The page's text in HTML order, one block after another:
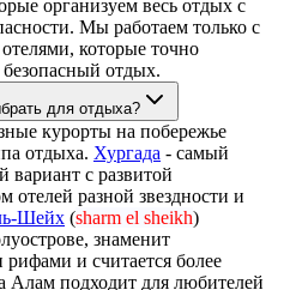
организуем весь отдых с
Мы работаем только с
которые точно
отдых.
для отдыха?
курорты на побережье
отдыха. Хургада - самый
с развитой
отелей разной звездности и
Шейх (sharm el sheikh)
знаменит
и считается более
подходит для любителей